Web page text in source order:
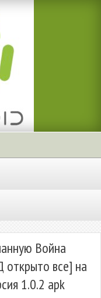
Война
все] на
1.0.2 apk